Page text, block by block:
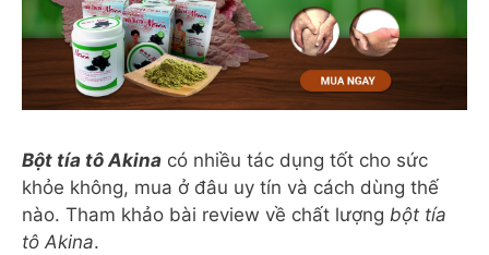
Bột tía tô Akina có nhiều tác dụng tốt cho sức
khỏe không, mua ở đâu uy tín và cách dùng thế
nào. Tham khảo bài review về chất lượng bột tía
tô Akina.